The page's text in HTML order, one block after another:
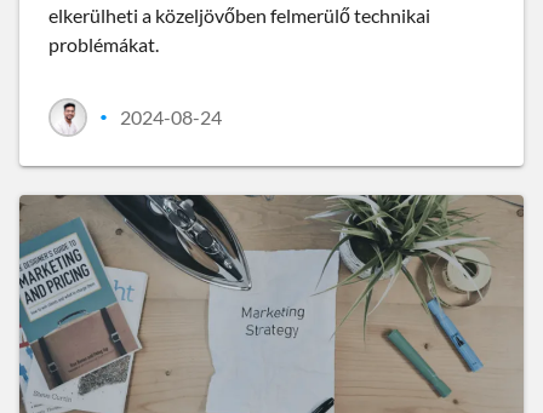
elkerülheti a közeljövőben felmerülő technikai
problémákat.
• 2024-08-24